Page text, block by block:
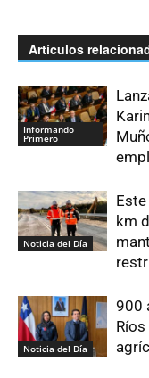
Artículos
Informando
Primero
Noticia del Día
km
Noticia del Día
900